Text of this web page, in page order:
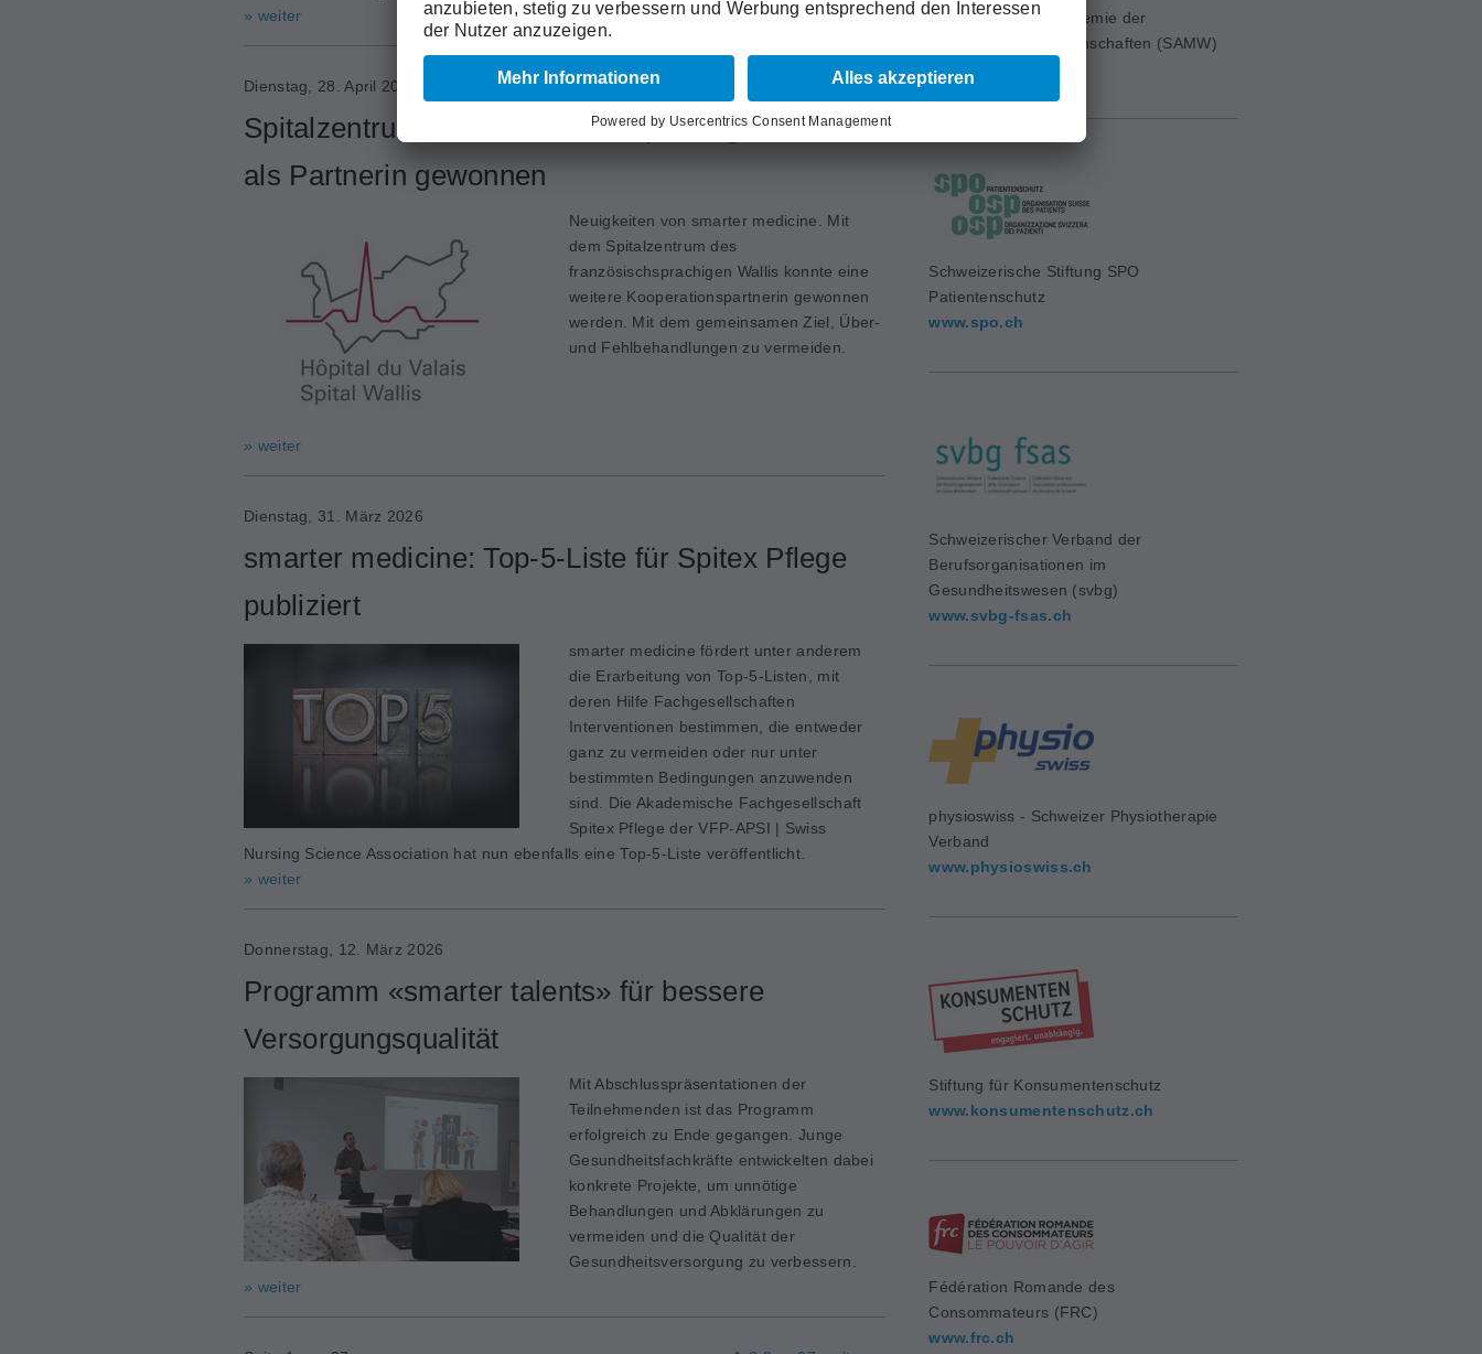
» weiter
Dienstag, 28. April 2026
Spitalzentrum des französischsprachigen Wallis
als Partnerin gewonnen
Neuigkeiten von smarter medicine. Mit
dem Spitalzentrum des
französischsprachigen Wallis konnte eine
weitere Kooperationspartnerin gewonnen
werden. Mit dem gemeinsamen Ziel, Über-
und Fehlbehandlungen zu vermeiden.
» weiter
Dienstag, 31. März 2026
smarter medicine: Top-5-Liste für Spitex Pflege
publiziert
smarter medicine fördert unter anderem
die Erarbeitung von Top-5-Listen, mit
deren Hilfe Fachgesellschaften
Interventionen bestimmen, die entweder
ganz zu vermeiden oder nur unter
bestimmten Bedingungen anzuwenden
sind. Die Akademische Fachgesellschaft
Spitex Pflege der VFP-APSI | Swiss
Nursing Science Association hat nun ebenfalls eine Top-5-Liste veröffentlicht.
» weiter
Donnerstag, 12. März 2026
Programm «smarter talents» für bessere
Versorgungsqualität
Mit Abschlusspräsentationen der
Teilnehmenden ist das Programm
erfolgreich zu Ende gegangen. Junge
Gesundheitsfachkräfte entwickelten dabei
konkrete Projekte, um unnötige
Behandlungen und Abklärungen zu
vermeiden und die Qualität der
Gesundheitsversorgung zu verbessern.
» weiter
Schweizerische Akademie der
Medizinischen Wissenschaften (SAMW)
www.samw.ch
Schweizerische Stiftung SPO
Patientenschutz
www.spo.ch
Schweizerischer Verband der
Berufsorganisationen im
Gesundheitswesen (svbg)
www.svbg-fsas.ch
physioswiss - Schweizer Physiotherapie
Verband
www.physioswiss.ch
Stiftung für Konsumentenschutz
www.konsumentenschutz.ch
Fédération Romande des
Consommateurs (FRC)
www.frc.ch